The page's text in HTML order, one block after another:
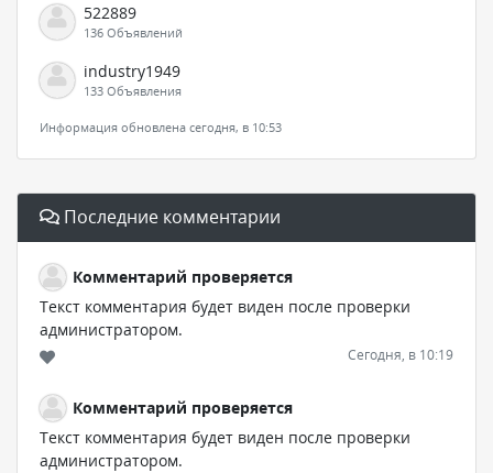
522889
136 Объявлений
industry1949
133 Объявления
Информация обновлена сегодня, в 10:53
Последние комментарии
Комментарий проверяется
Текст комментария будет виден после проверки
администратором.
Сегодня, в 10:19
Комментарий проверяется
Текст комментария будет виден после проверки
администратором.